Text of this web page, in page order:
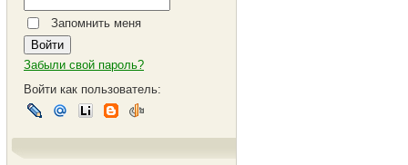
Запомнить меня
Забыли свой пароль?
Войти как пользователь: